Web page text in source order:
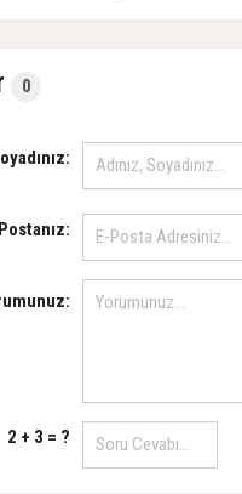
0
2 + 3 = ?